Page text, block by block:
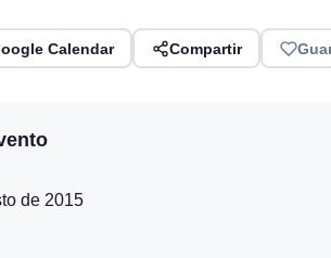
Calendar Compartir
de 2015